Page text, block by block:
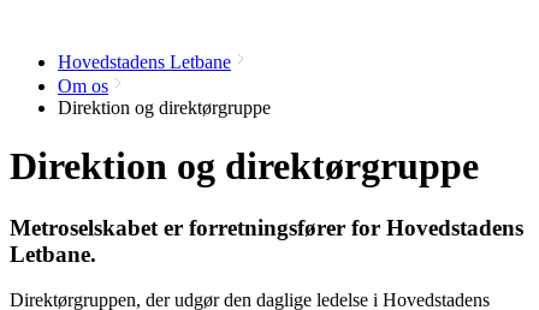
Hovedstadens Letbane
Om os
Direktion og direktørgruppe
Direktion og direktørgruppe
Metroselskabet er forretningsfører for Hovedstadens
Letbane.
Direktørgruppen, der udgør den daglige ledelse i Hovedstadens